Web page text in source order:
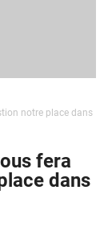
notre place dans
fera
dans